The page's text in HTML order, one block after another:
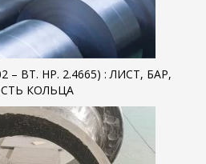
– ВТ. НР. 2.4665) : ЛИСТ, БАР,
КОЛЬЦА